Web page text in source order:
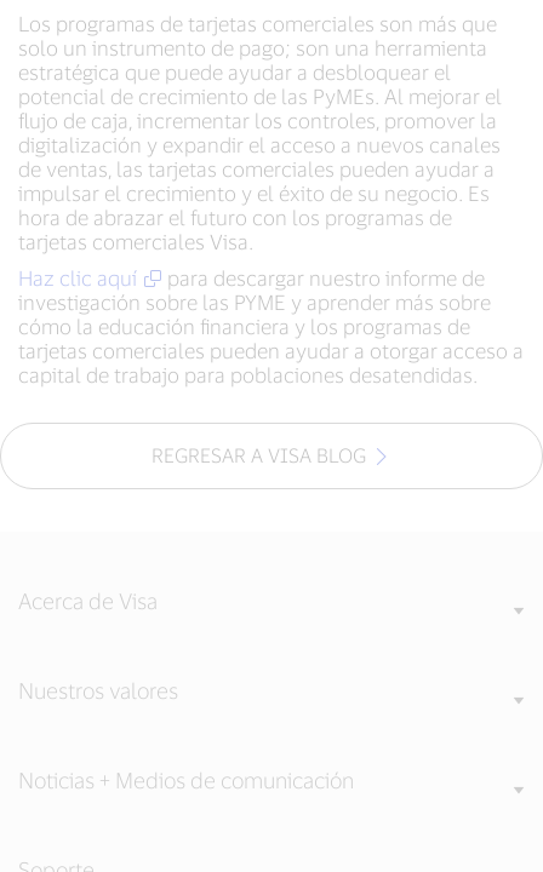
Los programas de tarjetas comerciales son más que
solo un instrumento de pago; son una herramienta
estratégica que puede ayudar a desbloquear el
potencial de crecimiento de las PyMEs. Al mejorar el
flujo de caja, incrementar los controles, promover la
digitalización y expandir el acceso a nuevos canales
de ventas, las tarjetas comerciales pueden ayudar a
impulsar el crecimiento y el éxito de su negocio. Es
hora de abrazar el futuro con los programas de
tarjetas comerciales Visa.
Haz clic aquí
para descargar nuestro informe de
investigación sobre las PYME y aprender más sobre
cómo la educación financiera y los programas de
tarjetas comerciales pueden ayudar a otorgar acceso a
capital de trabajo para poblaciones desatendidas.
REGRESAR A VISA BLOG
Acerca de Visa
Nuestros valores
Noticias + Medios de comunicación